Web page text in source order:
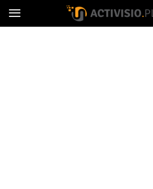
Activisio.pl